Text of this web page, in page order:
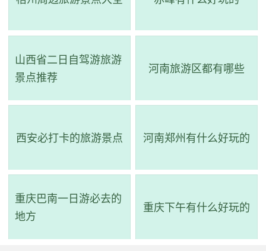
地址：陕西省西安市鄠邑区太平峪煤场村
陕西太平森林公园位于户县太平峪内，距离西安市
44公里、咸阳市60公里，总面积达到2117公顷。这里的
山水景观十分壮观，有多个瀑布、急流和险滩等景点，
曾是唐王朝权贵观花避暑的山水乐园。公园内拥有五个
和桦林湾等。瀑布群落下皆有潭，飞瀑入潭激起千层
劲古老的落叶松原始纯林，顶风傲雪的红桦纯林，紫荆
山西省二日自驾游旅游
景点推荐
河南旅游区都有哪些
西安必打卡的旅游景点 河南郑州有什么好玩的
重庆巴南一日游必去的
地方
重庆下午有什么好玩的